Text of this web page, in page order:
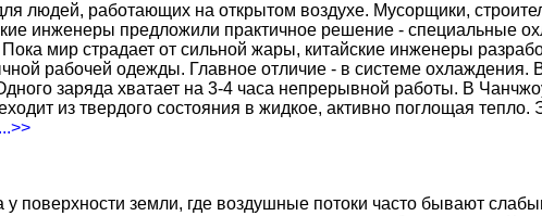
людей, работающих на открытом воздухе. Мусорщики,
инженеры предложили практичное решение - специальные
мир страдает от сильной жары, китайские инженеры
рабочей одежды. Главное отличие - в системе охлаждения.
заряда хватает на 3-4 часа непрерывной работы. В
из твердого состояния в жидкое, активно поглощая тепло.
...>>
у поверхности земли, где воздушные потоки часто бывают